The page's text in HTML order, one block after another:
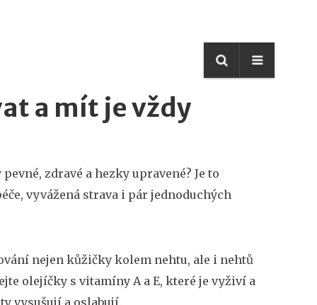
a mít je vždy
zdravé a hezky upravené? Je to
vyvážená strava i pár jednoduchých
nejen kůžičky kolem nehtu, ale i nehtů
olejíčky s vitamíny A a E, které je vyživí a
vysušují a oslabují.